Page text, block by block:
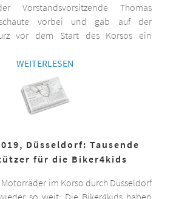
Vorstandsvorsitzende Thomas
vorbei und gab auf der
vor dem Start des Korsos ein
WEITERLESEN
Düsseldorf: Tausende
für die Biker4kids
im Korso durch Düsseldorf
so weit: Die Biker4kids haben